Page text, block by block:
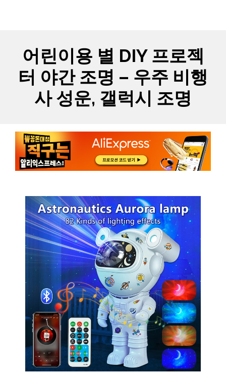
어린이용 별 DIY 프로젝
터 야간 조명 – 우주 비행
사 성운, 갤럭시 조명